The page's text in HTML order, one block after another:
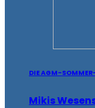
DIE AGM-
Mikis